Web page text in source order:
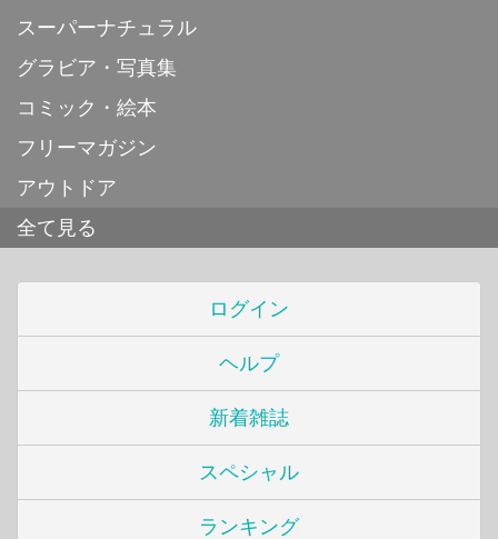
スーパーナチュラル
グラビア・写真集
コミック・絵本
フリーマガジン
アウトドア
全て見る
ログイン
ヘルプ
新着雑誌
スペシャル
ランキング